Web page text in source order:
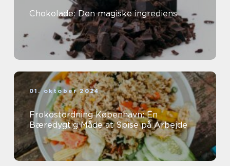
Chokolade: Den magiske ingrediens
01. oktober 2024
Frokostordning København: En
Bæredygtig Måde at Spise på Arbejde